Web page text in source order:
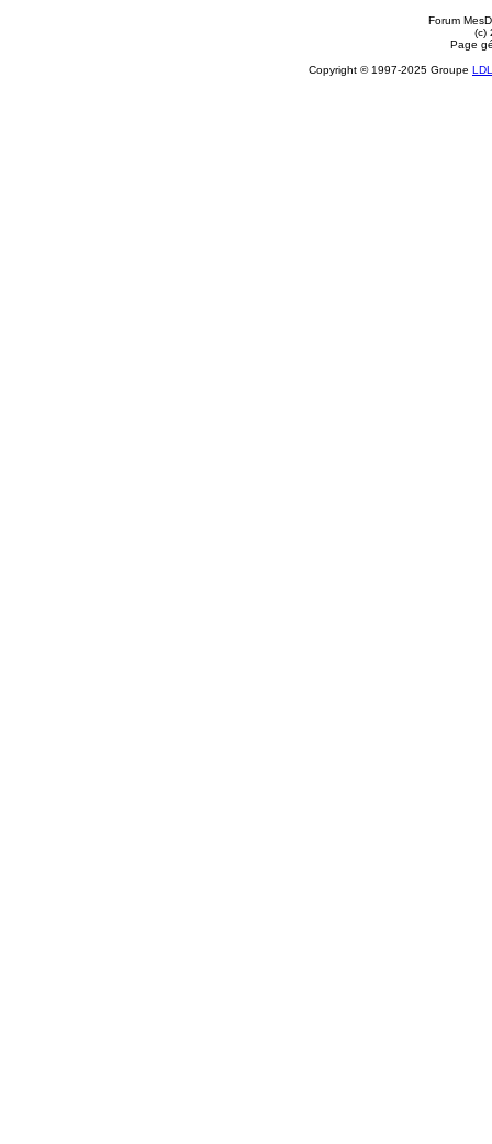
Forum
(c)
Page
Copyright © 1997-2025 Groupe